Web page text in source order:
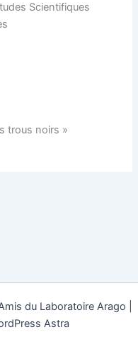
Scientifiques
trous noirs »
du Laboratoire Arago |
Astra